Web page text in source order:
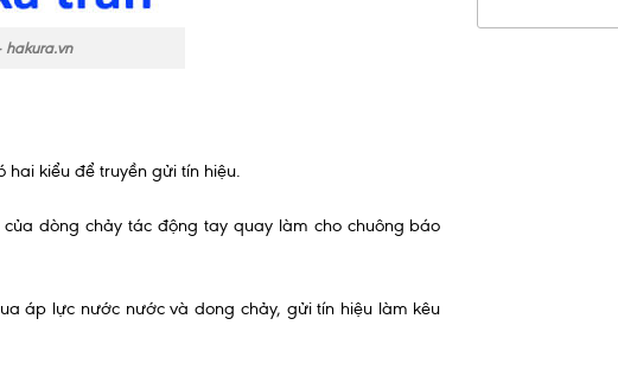
hakura.vn
kiểu để truyền gửi tín hiệu.
dòng chảy tác động tay quay làm cho chuông báo
áp lực nước nước và dong chảy, gửi tín hiệu làm kêu